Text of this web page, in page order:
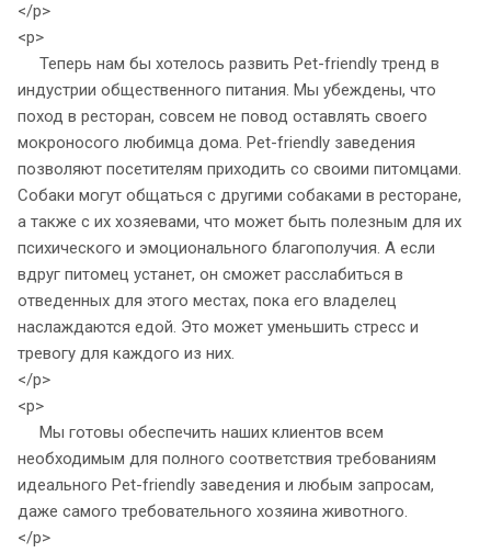
</p>
<p>
Теперь нам бы хотелось развить Pet-friendly тренд в
индустрии общественного питания. Мы убеждены, что
поход в ресторан, совсем не повод оставлять своего
мокроносого любимца дома. Pet-friendly заведения
позволяют посетителям приходить со своими питомцами.
Собаки могут общаться с другими собаками в ресторане,
а также с их хозяевами, что может быть полезным для их
психического и эмоционального благополучия. А если
вдруг питомец устанет, он сможет расслабиться в
отведенных для этого местах, пока его владелец
наслаждаются едой. Это может уменьшить стресс и
тревогу для каждого из них.
</p>
<p>
Мы готовы обеспечить наших клиентов всем
необходимым для полного соответствия требованиям
идеального Pet-friendly заведения и любым запросам,
даже самого требовательного хозяина животного.
</p>